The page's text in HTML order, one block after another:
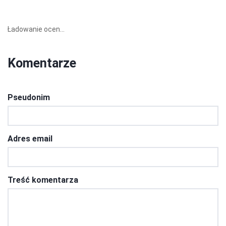
Ładowanie ocen...
Komentarze
Pseudonim
Adres email
Treść komentarza